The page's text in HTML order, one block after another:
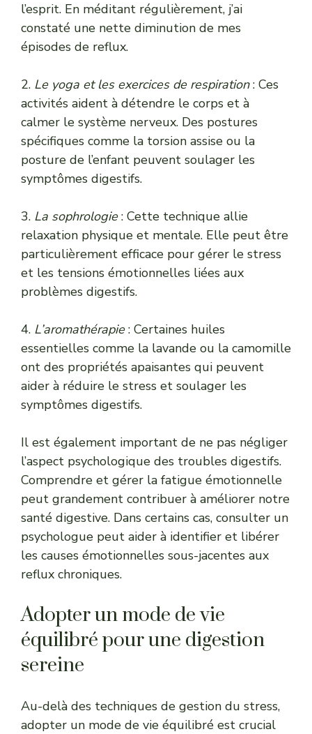
l’esprit. En méditant régulièrement, j’ai
constaté une nette diminution de mes
épisodes de reflux.
2. Le yoga et les exercices de respiration: Ces
activités aident à détendre le corps et à
calmer le système nerveux. Des postures
spécifiques comme la torsion assise ou la
posture de l’enfant peuvent soulager les
symptômes digestifs.
3. La sophrologie: Cette technique allie
relaxation physique et mentale. Elle peut être
particulièrement efficace pour gérer le stress
et les tensions émotionnelles liées aux
problèmes digestifs.
4. L’aromathérapie: Certaines huiles
essentielles comme la lavande ou la camomille
ont des propriétés apaisantes qui peuvent
aider à réduire le stress et soulager les
symptômes digestifs.
Il est également important de ne pas négliger
l’aspect psychologique des troubles digestifs.
Comprendre et gérer la fatigue émotionnelle
peut grandement contribuer à améliorer notre
santé digestive. Dans certains cas, consulter un
psychologue peut aider à identifier et libérer
les causes émotionnelles sous-jacentes aux
reflux chroniques.
Adopter un mode de vie
équilibré pour une digestion
sereine
Au-delà des techniques de gestion du stress,
adopter un mode de vie équilibré est crucial